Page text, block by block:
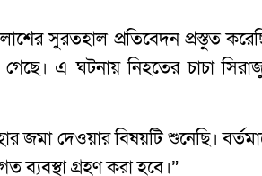
সুরতহাল প্রতিবেদন প্রস্তুত
গেছে। এ ঘটনায় নিহতের চাচা
জমা দেওয়ার বিষয়টি শুনেছি।
ব্যবস্থা গ্রহণ করা হবে।”